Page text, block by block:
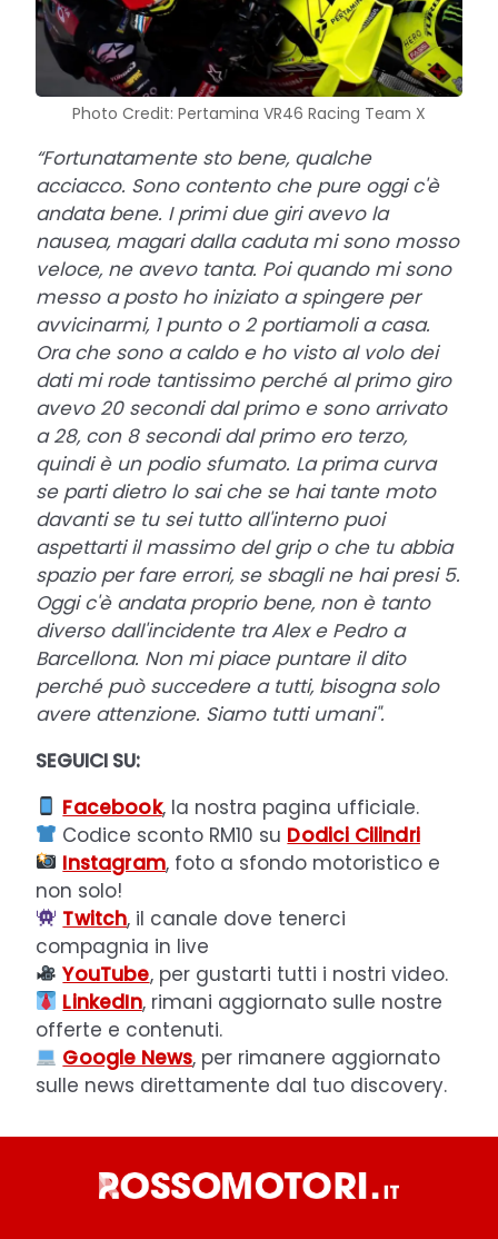
Photo Credit: Pertamina VR46 Racing Team X
“Fortunatamente sto bene, qualche
acciacco. Sono contento che pure oggi c'è
andata bene. I primi due giri avevo la
nausea, magari dalla caduta mi sono mosso
veloce, ne avevo tanta. Poi quando mi sono
messo a posto ho iniziato a spingere per
avvicinarmi, 1 punto o 2 portiamoli a casa.
Ora che sono a caldo e ho visto al volo dei
dati mi rode tantissimo perché al primo giro
avevo 20 secondi dal primo e sono arrivato
a 28, con 8 secondi dal primo ero terzo,
quindi è un podio sfumato. La prima curva
se parti dietro lo sai che se hai tante moto
davanti se tu sei tutto all'interno puoi
aspettarti il massimo del grip o che tu abbia
spazio per fare errori, se sbagli ne hai presi 5.
Oggi c'è andata proprio bene, non è tanto
diverso dall'incidente tra Alex e Pedro a
Barcellona. Non mi piace puntare il dito
perché può succedere a tutti, bisogna solo
avere attenzione. Siamo tutti umani".
SEGUICI SU:
Facebook, la nostra pagina ufficiale.
Codice sconto RM10 su Dodici Cilindri
Instagram, foto a sfondo motoristico e
non solo!
Twitch, il canale dove tenerci
compagnia in live
YouTube, per gustarti tutti i nostri video.
LinkedIn, rimani aggiornato sulle nostre
offerte e contenuti.
Google News, per rimanere aggiornato
sulle news direttamente dal tuo discovery.